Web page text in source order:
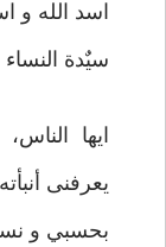
اسد الله و
سیٌدة
ایها
یعرفنی أنبأته
بحسبي و